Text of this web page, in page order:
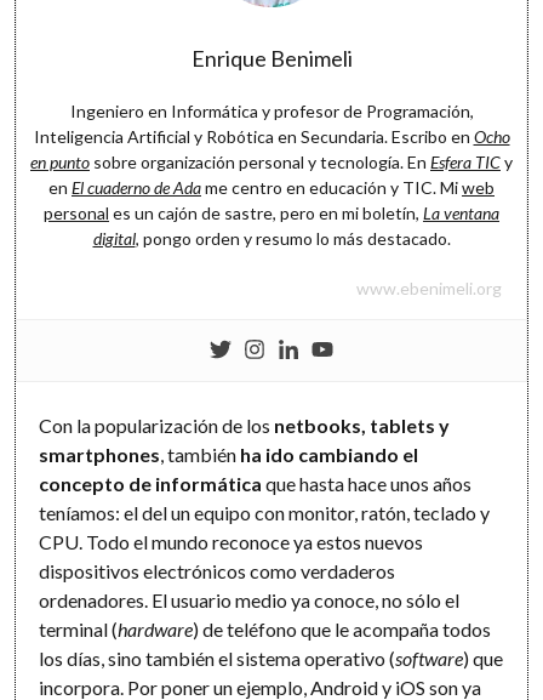
Enrique Benimeli
Ingeniero en Informática y profesor de Programación,
Inteligencia Artificial y Robótica en Secundaria. Escribo en Ocho
en punto sobre organización personal y tecnología. En Esfera TICy
en El cuaderno de Adame centro en educación y TIC. Miweb
personal es un cajón de sastre, pero en mi boletín, La ventana
digital, pongo orden y resumo lo más destacado.
www.ebenimeli.org
Con la popularización de los netbooks, tablets y
smartphones , también ha ido cambiando el
concepto de informática que hasta hace unos años
teníamos: el del un equipo con monitor, ratón, teclado y
CPU. Todo el mundo reconoce ya estos nuevos
dispositivos electrónicos como verdaderos
ordenadores. El usuario medio ya conoce, no sólo el
terminal (hardware) de teléfono que le acompaña todos
los días, sino también el sistema operativo (software) que
incorpora. Por poner un ejemplo, Android y iOS son ya